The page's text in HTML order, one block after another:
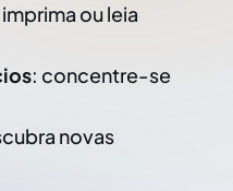
imprima ou leia
: concentre-se
novas